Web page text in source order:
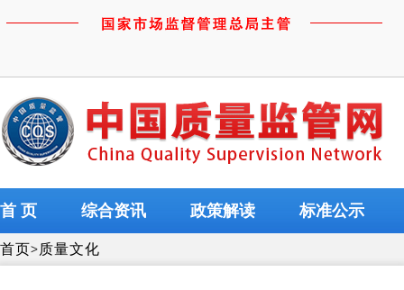
首 页 综合资讯 政策解读 标准公示
首页>质量文化